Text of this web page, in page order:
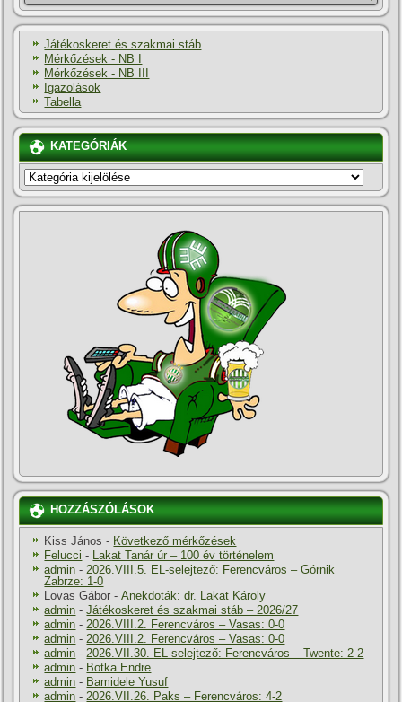
Játékoskeret és szakmai stáb
Mérkőzések - NB I
Mérkőzések - NB III
Igazolások
Tabella
KATEGÓRIÁK
KATEGÓRIÁK
HOZZÁSZÓLÁSOK
Kiss János - Következő mérkőzések
Felucci - Lakat Tanár úr – 100 év történelem
admin - 2026.VIII.5. EL-selejtező: Ferencváros – Górnik
Zabrze: 1-0
Lovas Gábor -Anekdoták: dr. Lakat Károly
admin -Játékoskeret és szakmai stáb – 2026/27
admin - 2026.VIII.2. Ferencváros – Vasas: 0-0
admin - 2026.VIII.2. Ferencváros – Vasas: 0-0
admin - 2026.VII.30. EL-selejtező: Ferencváros – Twente: 2-2
admin - Botka Endre
admin - Bamidele Yusuf
admin - 2026.VII.26. Paks – Ferencváros: 4-2